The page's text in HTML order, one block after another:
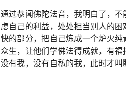
通过恭闻佛陀法音，我明白了，
虑自己的利益，处处担当别人的
快的部分，把自己炼成一个炉火
众生，让他们学佛法得成就，有
没有我，没有自私的我，此时才叫